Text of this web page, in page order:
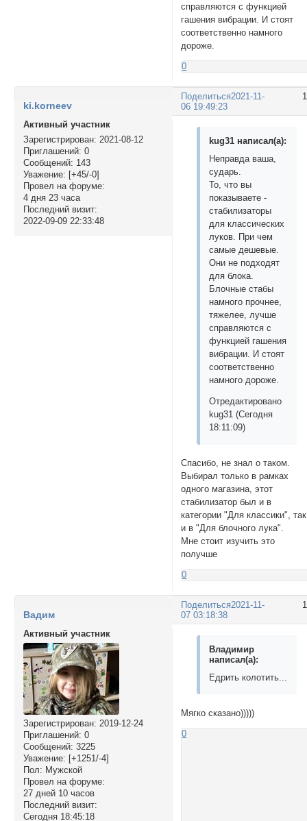
справляются с функцией
гашения вибрации. И стоят
соответственно намного
дороже.
0
Поделиться2021-11-
06 19:49:23
ki.korneev
Активный участник
Зарегистрирован: 2021-08-12
Приглашений: 0
Сообщений: 143
Уважение: [+45/-0]
Провел на форуме:
4 дня 23 часа
Последний визит:
2022-09-09 22:33:48
kug31 написал(а):
Неправда ваша,
сударь.
То, что вы
показываете -
стабилизаторы
для классических
луков. При чем
самые дешевые.
Они не подходят
для блока.
Блочные стабы
намного прочнее,
тяжелее, лучше
справляются с
функцией гашения
вибрации. И стоят
соответственно
намного дороже.
Отредактировано
kug31 (Сегодня
18:11:09)
Спасибо, не знал о таком.
Выбирал только в рамках
одного магазина, этот
стабилизатор был и в
категории "Для классики", так
и в "Для блочного лука".
Мне стоит изучить это
получше
0
Поделиться2021-11-
07 03:18:38
Вадим
Активный участник
Зарегистрирован: 2019-12-24
Приглашений: 0
Сообщений: 3225
Уважение: [+1251/-4]
Пол: Мужской
Провел на форуме:
27 дней 10 часов
Последний визит:
Сегодня 18:45:18
Владимир
написал(а):
Едрить колотить...
Мягко сказано)))))
0